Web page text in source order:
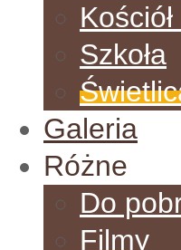
Szkoła
Galeria
Różne
Do
Filmy